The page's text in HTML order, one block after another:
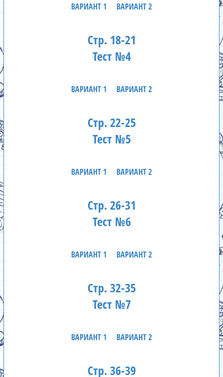
ВАРИАНТ 1 ВАРИАНТ 2
Стр. 18-21
Тест №4
ВАРИАНТ 1 ВАРИАНТ 2
Стр. 22-25
Тест №5
ВАРИАНТ 1 ВАРИАНТ 2
Стр. 26-31
Тест №6
ВАРИАНТ 1 ВАРИАНТ 2
Стр. 32-35
Тест №7
ВАРИАНТ 1 ВАРИАНТ 2
Стр. 36-39